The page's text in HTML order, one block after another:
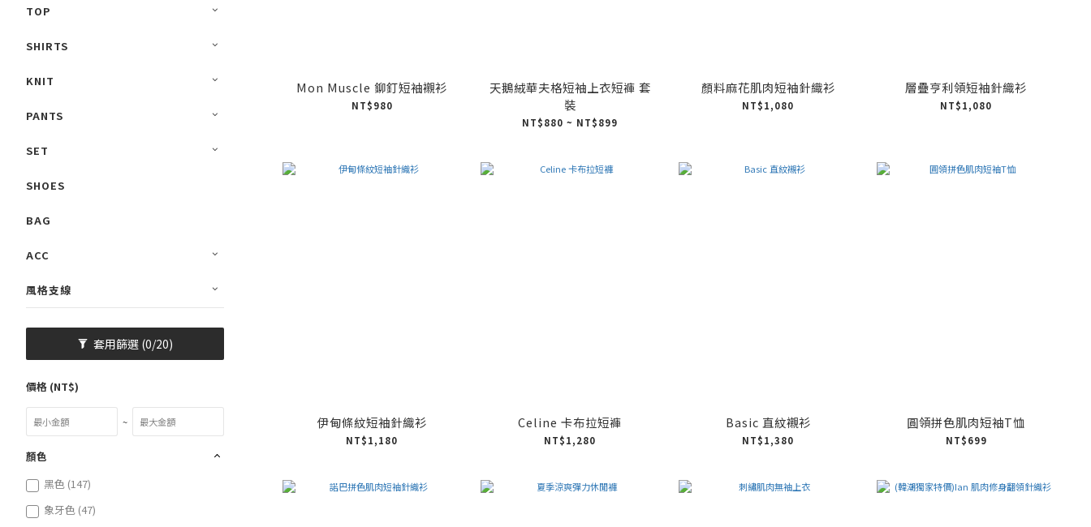
TOP
SHIRTS
KNIT
PANTS
SET
SHOES
BAG
ACC
風格支線
套用篩選 (0/20)
價格 (NT$)
~
顏色
黑色 (147)
象牙色 (47)
Mon Muscle 鉚釘短袖襯衫
NT$980
天鵝絨華夫格短袖上衣短褲 套
裝
NT$880 ~ NT$899
顏料麻花肌肉短袖針織衫
NT$1,080
層疊亨利領短袖針織衫
NT$1,080
伊甸條紋短袖針織衫
NT$1,180
Celine 卡布拉短褲
NT$1,280
Basic 直紋襯衫
NT$1,380
圓領拼色肌肉短袖T恤
NT$699